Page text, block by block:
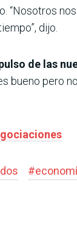
dijo.
de las
bueno pero
#